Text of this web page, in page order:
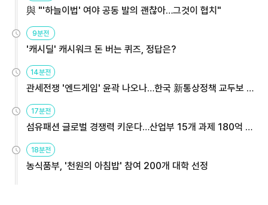
與 "'하늘이법' 여야 공동 발의 괜찮아…그것이 협치"
9분전
'캐시딜' 캐시워크 돈 버는 퀴즈, 정답은?
14분전
관세전쟁 '엔드게임' 윤곽 나오나…한국 新통상정책 교두보 활
용해야
17분전
섬유패션 글로벌 경쟁력 키운다…산업부 15개 과제 180억 지
원
18분전
농식품부, '천원의 아침밥' 참여 200개 대학 선정